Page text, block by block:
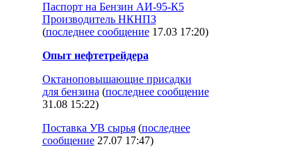
Паспорт на Бензин АИ-95-К5
Производитель НКНПЗ
(последнее сообщение 17.03 17:20)
Опыт нефтетрейдера
Октаноповышающие присадки
для бензина (последнее сообщение
31.08 15:22)
Поставка УВ сырья(последнее
сообщение 27.07 17:47)